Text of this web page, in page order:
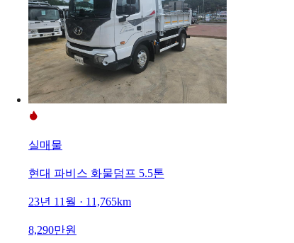
실매물
현대 파비스 화물덤프 5.5톤
23년 11월 · 11,765km
8,290만원